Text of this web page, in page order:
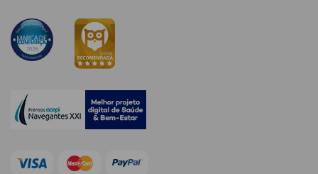
Rosto
Hidratantes
Creme de Olhos
envelhecimento